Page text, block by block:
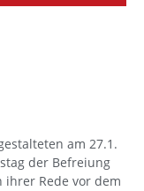
am 27.1.
der Befreiung
Rede vor dem